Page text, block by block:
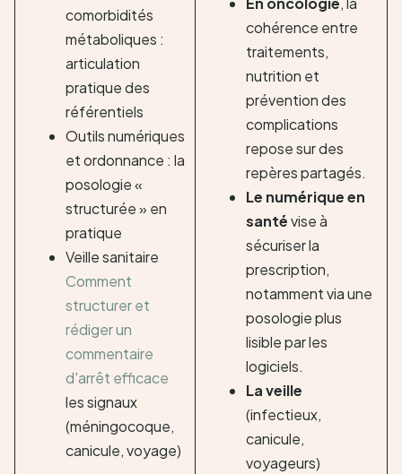
comorbidités
métaboliques :
articulation
pratique des
référentiels
Outils numériques
et ordonnance : la
posologie «
structurée » en
pratique
Veille sanitaire
Comment
structurer et
rédiger un
commentaire
d'arrêt efficace
les signaux
(méningocoque,
canicule, voyage)
cohérence entre
traitements,
nutrition et
prévention des
complications
repose sur des
repères partagés.
Le numérique en
santévise à
sécuriser la
prescription,
notamment via une
posologie plus
lisible par les
logiciels.
La veille
(infectieux,
canicule,
voyageurs)